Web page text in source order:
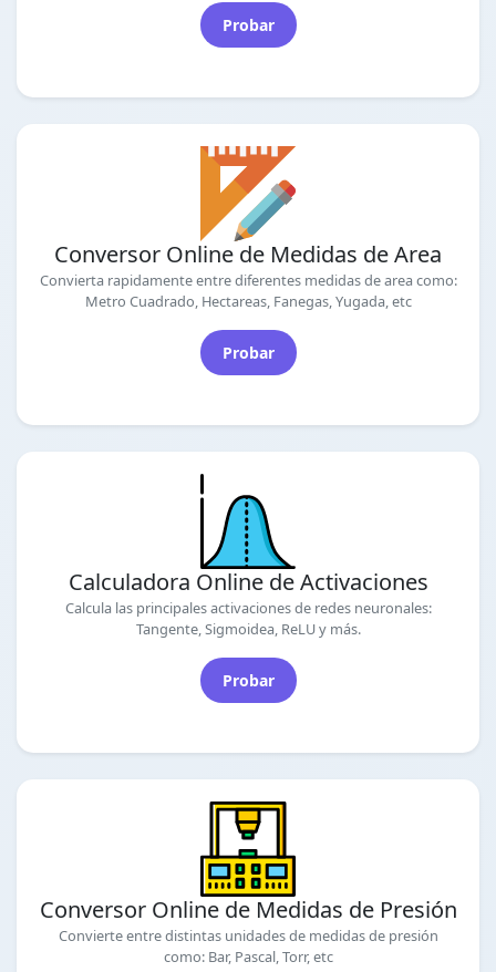
Probar
Conversor Online de Medidas de Area
Convierta rapidamente entre diferentes medidas de area como:
Metro Cuadrado, Hectareas, Fanegas, Yugada, etc
Probar
Calculadora Online de Activaciones
Calcula las principales activaciones de redes neuronales:
Tangente, Sigmoidea, ReLU y más.
Probar
Conversor Online de Medidas de Presión
Convierte entre distintas unidades de medidas de presión
como: Bar, Pascal, Torr, etc